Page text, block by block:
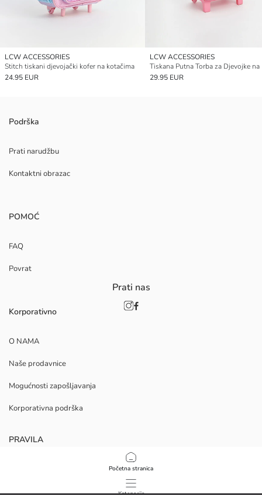
Početna stranica
LCW ACCESSORIES
Stitch tiskani djevojački kofer na kotačima
24.95 EUR
LCW ACCESSORIES
29.95 EUR
Podrška
Prati narudžbu
Kontaktni obrazac
POMOĆ
FAQ
Povrat
Korporativno
O NAMA
Naše prodavnice
Mogućnosti zapošljavanja
Korporativna podrška
PRAVILA
Politika privatnosti i sigurnosti podataka
Uvjeti korištenja
Prati nas